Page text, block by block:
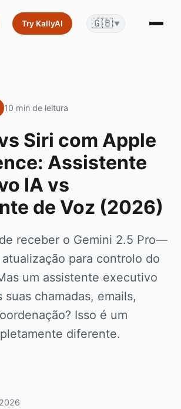
Try KallyAI 🇬🇧 ▼
10 min de leitura
Siri com Apple
Assistente
IA vs
de Voz (2026)
receber o Gemini 2.5 Pro—
para controlo do
um assistente executivo
suas chamadas, emails,
Isso é um
diferente.